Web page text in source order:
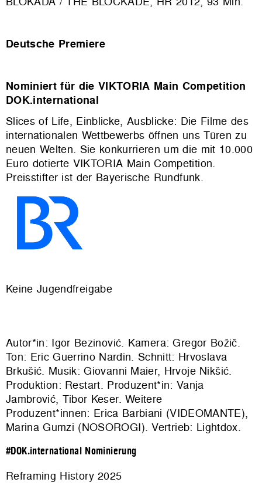
Deutsche Premiere
Nominiert für die VIKTORIA Main Competition
DOK.international
Slices of Life, Einblicke, Ausblicke: Die Filme des
internationalen Wettbewerbs öffnen uns Türen zu
neuen Welten. Sie konkurrieren um die mit 10.000
Euro dotierte VIKTORIA Main Competition.
Preisstifter ist der Bayerische Rundfunk.
Keine Jugendfreigabe
Autor*in: Igor Bezinović. Kamera: Gregor Božič.
Ton: Eric Guerrino Nardin. Schnitt: Hrvoslava
Brkušić. Musik: Giovanni Maier, Hrvoje Nikšić.
Produktion: Restart. Produzent*in: Vanja
Jambrović, Tibor Keser. Weitere
Produzent*innen: Erica Barbiani (VIDEOMANTE),
Marina Gumzi (NOSOROGI). Vertrieb: Lightdox.
#DOK.international Nominierung
Reframing History 2025